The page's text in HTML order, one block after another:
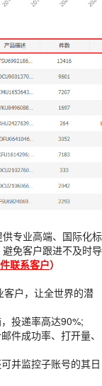
专业高端、国际化标
免客户跟进不及时导
联系客户）
户，让全世界的潜
投递率高达90%;
件成功率、打开量、
并监控子账号的其日